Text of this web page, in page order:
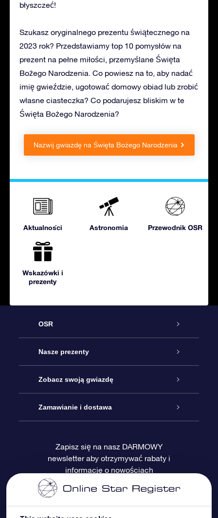
błyszczeć!
Szukasz oryginalnego prezentu świątecznego na
2023 rok? Przedstawiamy top 10 pomysłów na
prezent na pełne miłości, przemyślane Święta
Bożego Narodzenia. Co powiesz na to, aby nadać
imię gwieździe, ugotować domowy obiad lub zrobić
własne ciasteczka? Co podarujesz bliskim w te
Święta Bożego Narodzenia?
Nazwij gwiazdę na Święta Bożego Narodzenia
Aktualności Astronomia Przewodnik OSR
Wskazówki i
prezenty
OSR
Obsługa
Kontakt
Blog
Recenzje
Nasze prezenty
Podarunek Gwiazda Online
Pakiet Podarunkowy OSR
Karta podarunkowa OSR
Prezenty firmowe
Zobacz swoją gwiazdę
Rejestr Gwiazd
Sprsonalizowana Strona Gwiazdy
One Million Stars
Gwieździsty Wygaszacz Ekranu OSR
Zamawianie i dostawa
Metody płatności
Dostawa
Polityka zwrotów
Zapisz się na nasz DARMOWY
newsletter aby otrzymywać rabaty i
informacje o nowościach